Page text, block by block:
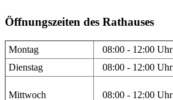
Öffnungszeiten des Rathauses
Montag 08:00 - 12:00 Uhr
Dienstag
08:00 - 12:00 Uhr
Mittwoch 08:00 - 12:00 Uhr